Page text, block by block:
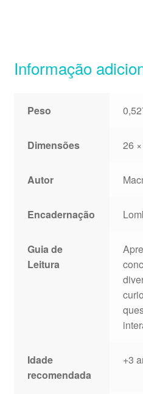
Informação
Peso
Dimensões 26
Autor
Encadernação
Guia de
Leitura
Idade
recomendada
+3